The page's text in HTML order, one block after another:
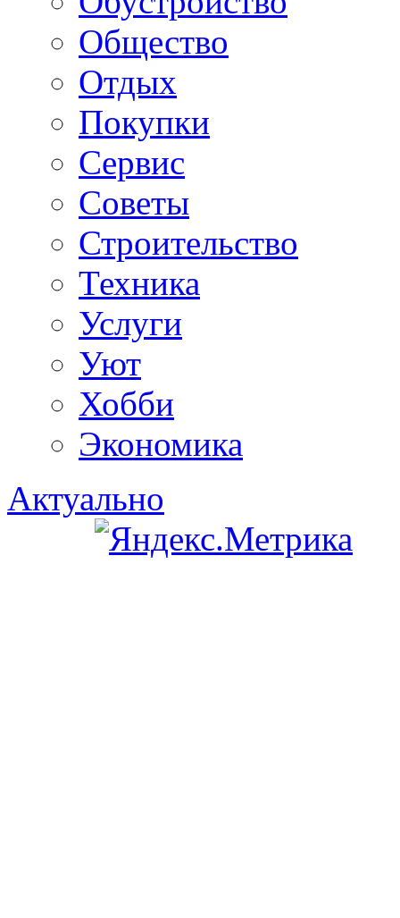
Общество
Отдых
Покупки
Сервис
Советы
Строительство
Техника
Услуги
Уют
Хобби
Экономика
Актуально